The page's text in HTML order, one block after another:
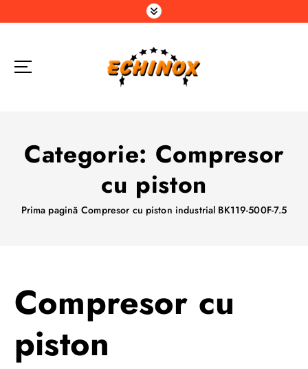
a
Categorie: Compresor
cu piston
Prima pagină Compresor cu piston industrial BK119-500F-7.5
Compresor cu
piston